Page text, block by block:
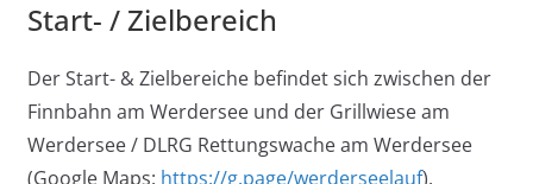
Start- / Zielbereich
Der Start- & Zielbereiche befindet sich zwischen der
Finnbahn am Werdersee und der Grillwiese am
Werdersee / DLRG Rettungswache am Werdersee
(Google Maps: https://g.page/werderseelauf).